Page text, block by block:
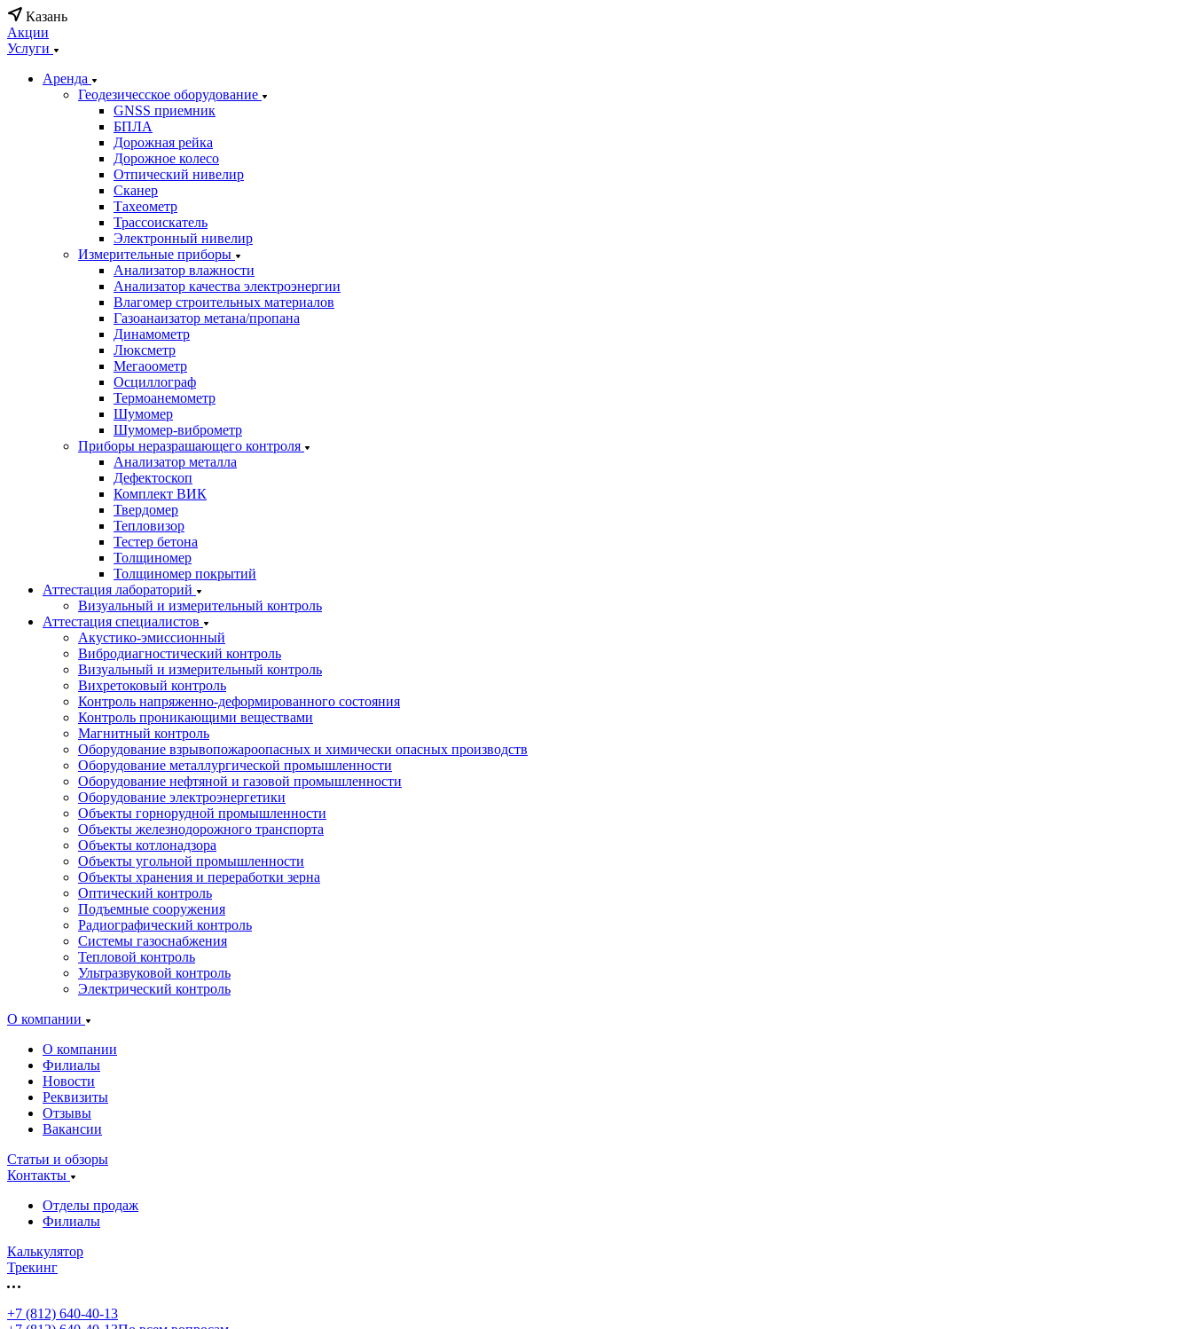
Казань
Акции
Услуги
Аренда
Геодезичесское оборудование
GNSS приемник
БПЛА
Дорожная рейка
Дорожное колесо
Отпический нивелир
Сканер
Тахеометр
Трассоискатель
Электронный нивелир
Измерительные приборы
Анализатор влажности
Анализатор качества электроэнергии
Влагомер строительных материалов
Газоанаизатор метана/пропана
Динамометр
Люксметр
Мегаоометр
Осциллограф
Термоанемометр
Шумомер
Шумомер-виброметр
Приборы неразрашающего контроля
Анализатор металла
Дефектоскоп
Комплект ВИК
Твердомер
Тепловизор
Тестер бетона
Толщиномер
Толщиномер покрытий
Аттестация лабораторий
Визуальный и измерительный контроль
Аттестация специалистов
Акустико-эмиссионный
Вибродиагностический контроль
Визуальный и измерительный контроль
Вихретоковый контроль
Контроль напряженно-деформированного состояния
Контроль проникающими веществами
Магнитный контроль
Оборудование взрывопожароопасных и химически опасных производств
Оборудование металлургической промышленности
Оборудование нефтяной и газовой промышленности
Оборудование электроэнергетики
Объекты горнорудной промышленности
Объекты железнодорожного транспорта
Объекты котлонадзора
Объекты угольной промышленности
Объекты хранения и переработки зерна
Оптический контроль
Подъемные сооружения
Радиографический контроль
Системы газоснабжения
Тепловой контроль
Ультразвуковой контроль
Электрический контроль
О компании
О компании
Филиалы
Новости
Реквизиты
Отзывы
Вакансии
Статьи и обзоры
Контакты
Отделы продаж
Филиалы
Калькулятор
Трекинг
+7 (812) 640-40-13